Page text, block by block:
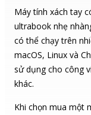
Máy tính xách tay
ultrabook nhẹ
có thể chạy trên
macOS, Linux và
sử dụng cho công
khác.
Khi chọn mua một